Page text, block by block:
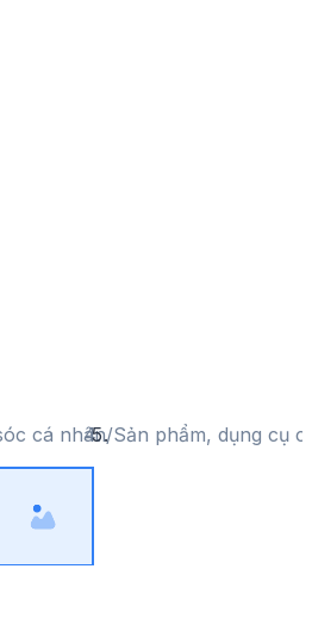
cá nhân/Sản phẩm, dụng cụ